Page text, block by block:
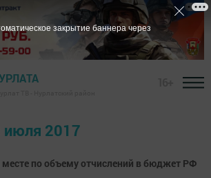
июля 2017
месте по объему отчислений в бюджет РФ
закрытие баннера через